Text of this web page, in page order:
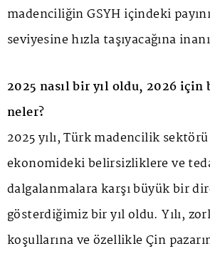
madenciliğin GSYH içindeki
seviyesine hızla taşıyacağına
2025 nasıl bir yıl oldu, 2026
neler?
2025 yılı, Türk madencilik
ekonomideki belirsizliklere ve
dalgalanmalara karşı büyük bir
gösterdiğimiz bir yıl oldu. Yılı,
koşullarına ve özellikle Çin